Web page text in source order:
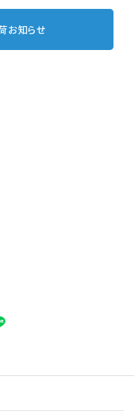
お知らせ